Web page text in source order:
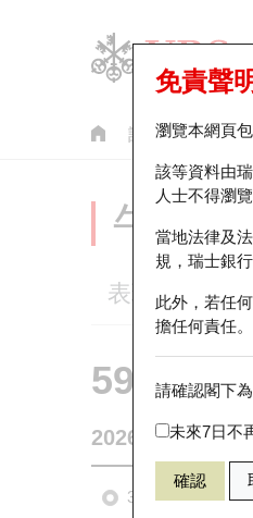
認股證 牛熊證
免責聲
瀏覽本網頁
該等資料由
人士不得瀏
當地法律及
規，瑞士銀
此外，若任
擔任何責任。
請確認閣下
未來7日不
確認
牛熊
表現 街貨
59410
2026-08-06
3個月 6個